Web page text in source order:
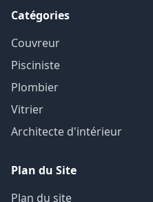
Catégories
Couvreur
Pisciniste
Plombier
Vitrier
Architecte d'intérieur
Plan du Site
Plan du site